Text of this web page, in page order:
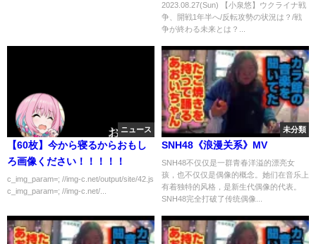
ア/プーチン/ゼレンスキー）解
説：小泉悠氏、キアラシ・ダナ
2023.08.27(Sun) 【小泉悠】ウクライナ戦
争、開戦1年半へ/反転攻勢の状況は？/戦
争が終わる未来とは？...
ニュース
【60枚】今から寝るからおもし
ろ画像ください！！！！！
c_img_param=; //img-c.net/output/site/42.js
c_img_param=; //img-c.net/...
未分類
SNH48《浪漫关系》MV
SNH48不仅仅是一群青春洋溢的漂亮女
孩，也不仅仅是偶像的概念。她们在音乐上
有着独特的风格，是新生代偶像的代表。
SNH48完全打破了传统偶像...